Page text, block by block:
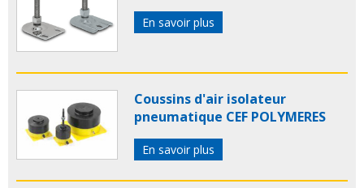
En savoir plus
Coussins d'air isolateur
pneumatique CEF POLYMERES
En savoir plus